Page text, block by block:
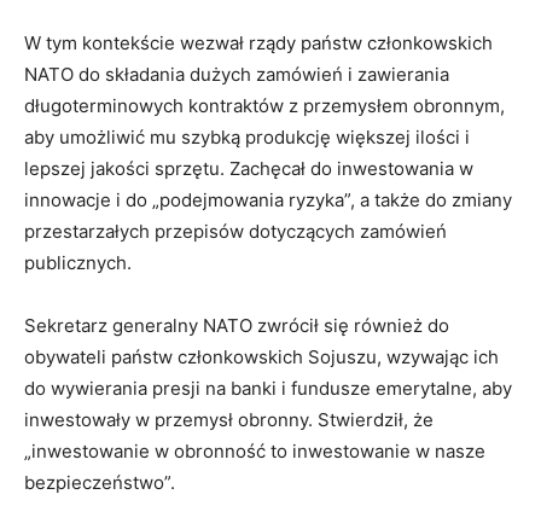
W tym kontekście wezwał rządy państw członkowskich
NATO do składania dużych zamówień i zawierania
długoterminowych kontraktów z przemysłem obronnym,
aby umożliwić mu szybką produkcję większej ilości i
lepszej jakości sprzętu. Zachęcał do inwestowania w
innowacje i do „podejmowania ryzyka”, a także do zmiany
przestarzałych przepisów dotyczących zamówień
publicznych.
Sekretarz generalny NATO zwrócił się również do
obywateli państw członkowskich Sojuszu, wzywając ich
do wywierania presji na banki i fundusze emerytalne, aby
inwestowały w przemysł obronny. Stwierdził, że
„inwestowanie w obronność to inwestowanie w nasze
bezpieczeństwo”.